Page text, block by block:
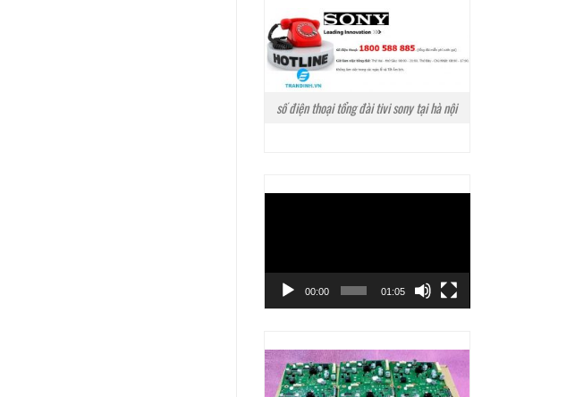
số điện thoại tổng đài tivi sony tại hà nội
00:00 01:05